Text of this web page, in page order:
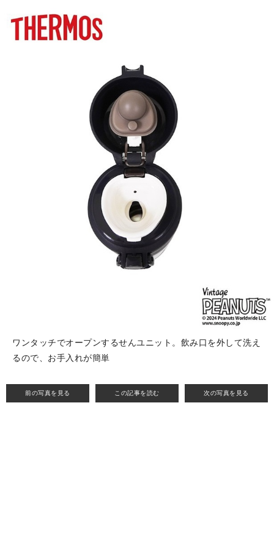
前の写真を見る この記事を読む 次の写真を見る
ワンタッチでオープンするせんユニット。飲み口を外して洗え
るので、お手入れが簡単